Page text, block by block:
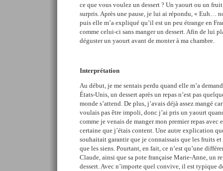
ce que vous voulez un dessert ? Un yaourt ou un
surpris. Après une pause, je lui ai répondu, « Euh…
puis elle m’a expliqué qu’il est un peu étrange en
comme celui-ci sans manger un dessert. Afin de lui
déguster un yaourt avant de monter à ma chambre.
Interprétation
Au début, je me sentais perdu quand elle m’a
États-Unis, un dessert après un repas n’est pas
monde s’attend. De plus, j’avais déjà assez mangé
voulais pas être impoli, donc j’ai pris un yaourt
comme je venais de manger mon premier repas
certaine que j’étais content. Une autre explication
souhaitait garantir que je connaissais que les fruits et
que les siens. Pourtant, en fait, ce n’est qu’une
Claude, ainsi que sa pote française Marie-Anne, un
dessert. Avec n’importe quel convive, il est typique